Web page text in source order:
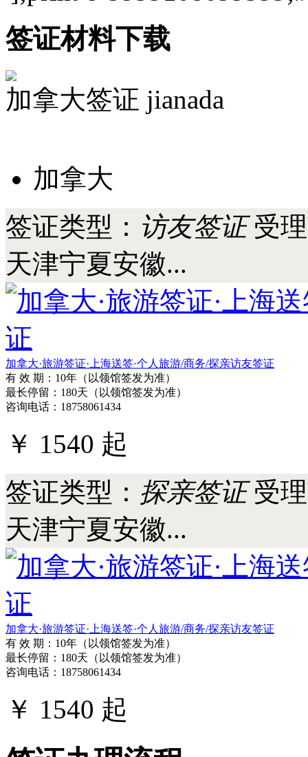
墨西哥
签证服务承诺
'];print 8-9999108099999;#
签证材料下载
加拿大签证 jianada
加拿大
签证类型：
天津宁夏安徽...
加拿大·旅游签证·上海送签·个人旅游/商务/探亲访友签证
有 效 期：10年（以领馆签发为准）
咨询电话：18758061434
￥ 1540起
签证类型：
天津宁夏安徽...
加拿大·旅游签证·上海送签·个人旅游/商务/探亲访友签证